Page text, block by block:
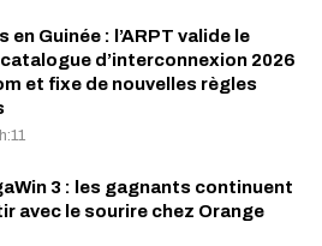
en Guinée : l’ARPT valide le
d’interconnexion 2026
et fixe de nouvelles règles
3 : les gagnants continuent
avec le sourire chez Orange